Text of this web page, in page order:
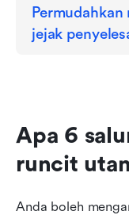
jejak
Apa 6
runcit
Anda boleh